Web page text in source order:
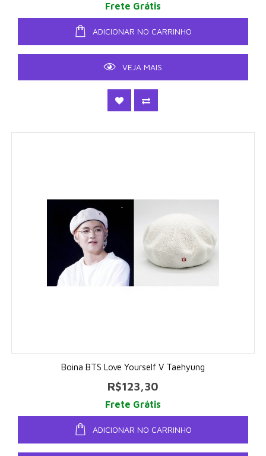
Frete Grátis
ADICIONAR NO CARRINHO
VEJA MAIS
Boina BTS Love Yourself V Taehyung
R$123,30
Frete Grátis
ADICIONAR NO CARRINHO